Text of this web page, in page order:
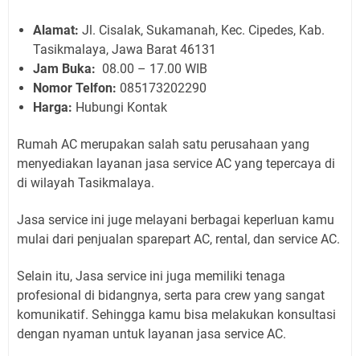
Alamat: Jl. Cisalak, Sukamanah, Kec. Cipedes, Kab.
Tasikmalaya, Jawa Barat 46131
Jam Buka: 08.00 – 17.00 WIB
Nomor Telfon: 085173202290
Harga: Hubungi Kontak
Rumah AC merupakan salah satu perusahaan yang
menyediakan layanan jasa service AC yang tepercaya di
di wilayah Tasikmalaya.
Jasa service ini juge melayani berbagai keperluan kamu
mulai dari penjualan sparepart AC, rental, dan service AC.
Selain itu, Jasa service ini juga memiliki tenaga
profesional di bidangnya, serta para crew yang sangat
komunikatif. Sehingga kamu bisa melakukan konsultasi
dengan nyaman untuk layanan jasa service AC.